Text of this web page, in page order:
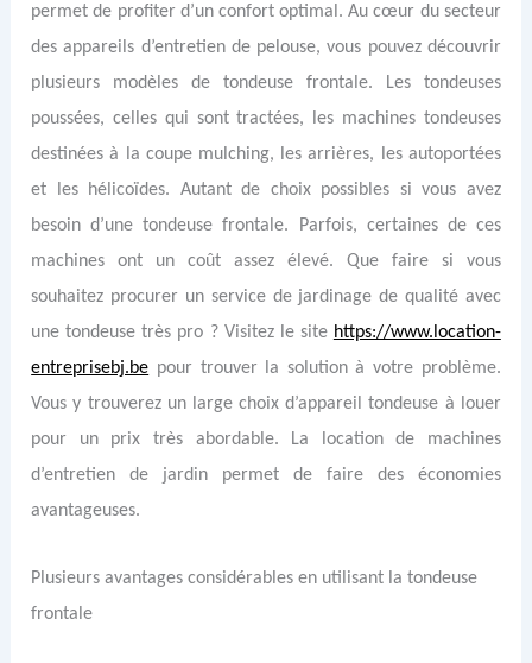
permet de profiter d’un confort optimal. Au cœur du secteur
des appareils d’entretien de pelouse, vous pouvez découvrir
plusieurs modèles de tondeuse frontale. Les tondeuses
poussées, celles qui sont tractées, les machines tondeuses
destinées à la coupe mulching, les arrières, les autoportées
et les hélicoïdes. Autant de choix possibles si vous avez
besoin d’une tondeuse frontale. Parfois, certaines de ces
machines ont un coût assez élevé. Que faire si vous
souhaitez procurer un service de jardinage de qualité avec
une tondeuse très pro ? Visitez le site https://www.location-
entreprisebj.be pour trouver la solution à votre problème.
Vous y trouverez un large choix d’appareil tondeuse à louer
pour un prix très abordable. La location de machines
d’entretien de jardin permet de faire des économies
avantageuses.
Plusieurs avantages considérables en utilisant la tondeuse
frontale